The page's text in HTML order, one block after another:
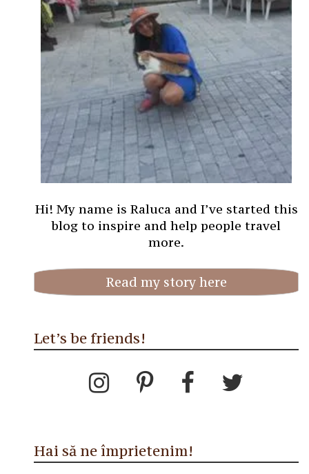
Hi! My name is Raluca and I’ve started this
blog to inspire and help people travel
more.
Read my story here
Let’s be friends!
Hai să ne împrietenim!